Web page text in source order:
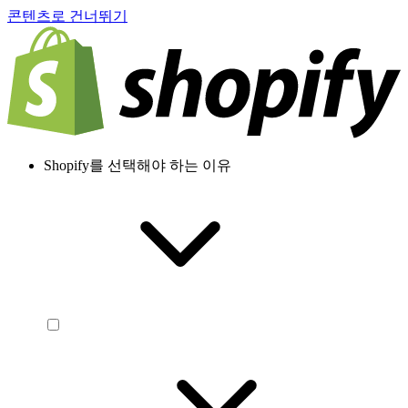
콘텐츠로 건너뛰기
Shopify를 선택해야 하는 이유